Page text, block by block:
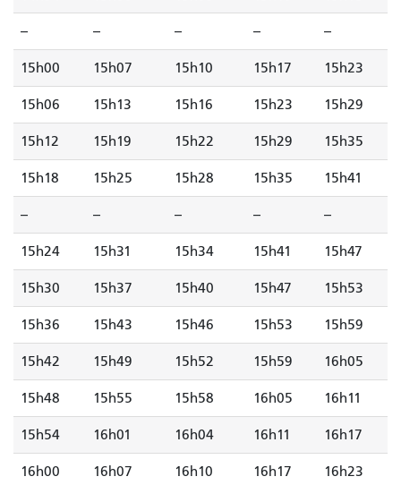
-- -- -- -- --
15h00 15h07 15h10 15h17 15h23
15h06 15h13 15h16 15h23 15h29
15h12 15h19 15h22 15h29 15h35
15h18 15h25 15h28 15h35 15h41
-- -- -- -- --
15h24 15h31 15h34 15h41 15h47
15h30 15h37 15h40 15h47 15h53
15h36 15h43 15h46 15h53 15h59
15h42 15h49 15h52 15h59 16h05
15h48 15h55 15h58 16h05 16h11
15h54 16h01 16h04 16h11 16h17
16h00 16h07 16h10 16h17 16h23